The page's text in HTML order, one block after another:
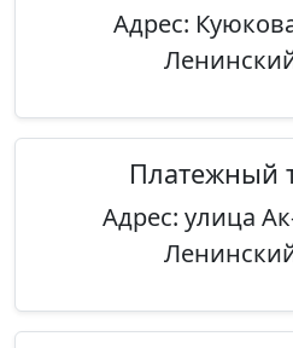
Адрес:
Платежный
Адрес: улица